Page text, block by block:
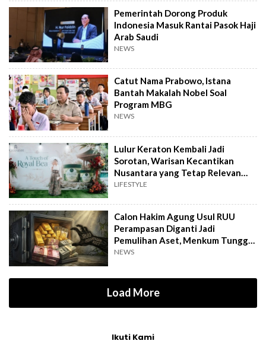
Pemerintah Dorong Produk
Indonesia Masuk Rantai Pasok Haji
Arab Saudi
NEWS
Catut Nama Prabowo, Istana
Bantah Makalah Nobel Soal
Program MBG
NEWS
Lulur Keraton Kembali Jadi
Sorotan, Warisan Kecantikan
Nusantara yang Tetap Relevan
hingga Kini
LIFESTYLE
Calon Hakim Agung Usul RUU
Perampasan Diganti Jadi
Pemulihan Aset, Menkum Tunggu
Langkah DPR
NEWS
Load More
Ikuti Kami